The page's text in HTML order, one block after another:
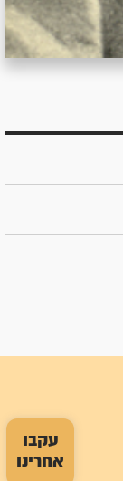
עקבו
אחרינו